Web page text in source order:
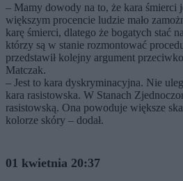
– Mamy dowody na to, że kara śmierci
większym procencie ludzie mało
karę śmierci, dlatego że bogatych stać
którzy są w stanie rozmontować
przedstawił kolejny argument
Matczak.
– Jest to kara dyskryminacyjna. Nie
kara rasistowska. W Stanach
rasistowską. Ona powoduje większe
kolorze skóry – dodał.
01 kwietnia 20:37